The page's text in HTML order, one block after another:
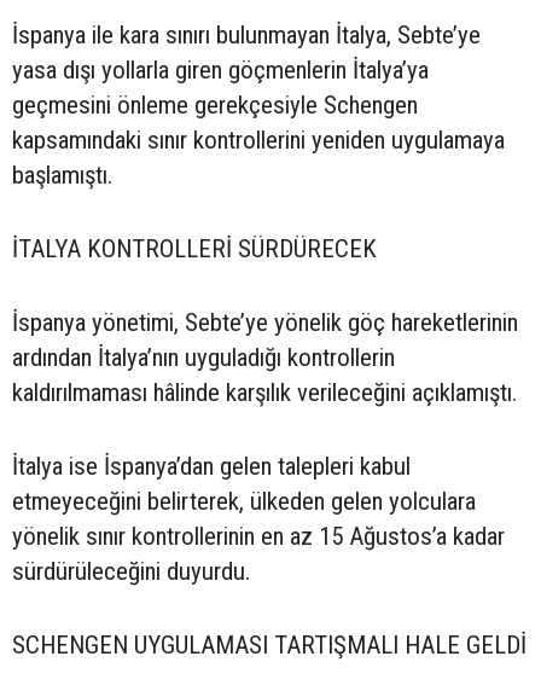
İspanya ile kara sınırı bulunmayan İtalya, Sebte’ye
yasa dışı yollarla giren göçmenlerin İtalya’ya
geçmesini önleme gerekçesiyle Schengen
kapsamındaki sınır kontrollerini yeniden uygulamaya
başlamıştı.
İTALYA KONTROLLERİ SÜRDÜRECEK
İspanya yönetimi, Sebte’ye yönelik göç hareketlerinin
ardından İtalya’nın uyguladığı kontrollerin
kaldırılmaması hâlinde karşılık verileceğini açıklamıştı.
İtalya ise İspanya’dan gelen talepleri kabul
etmeyeceğini belirterek, ülkeden gelen yolculara
yönelik sınır kontrollerinin en az 15 Ağustos’a kadar
sürdürüleceğini duyurdu.
SCHENGEN UYGULAMASI TARTIŞMALI HALE GELDİ